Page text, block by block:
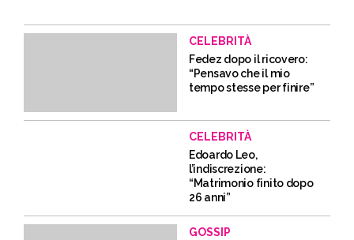
CELEBRITÀ
Fedez dopo il ricovero:
“Pensavo che il mio
tempo stesse per finire”
CELEBRITÀ
Edoardo Leo,
l’indiscrezione:
“Matrimonio finito dopo
26 anni”
GOSSIP